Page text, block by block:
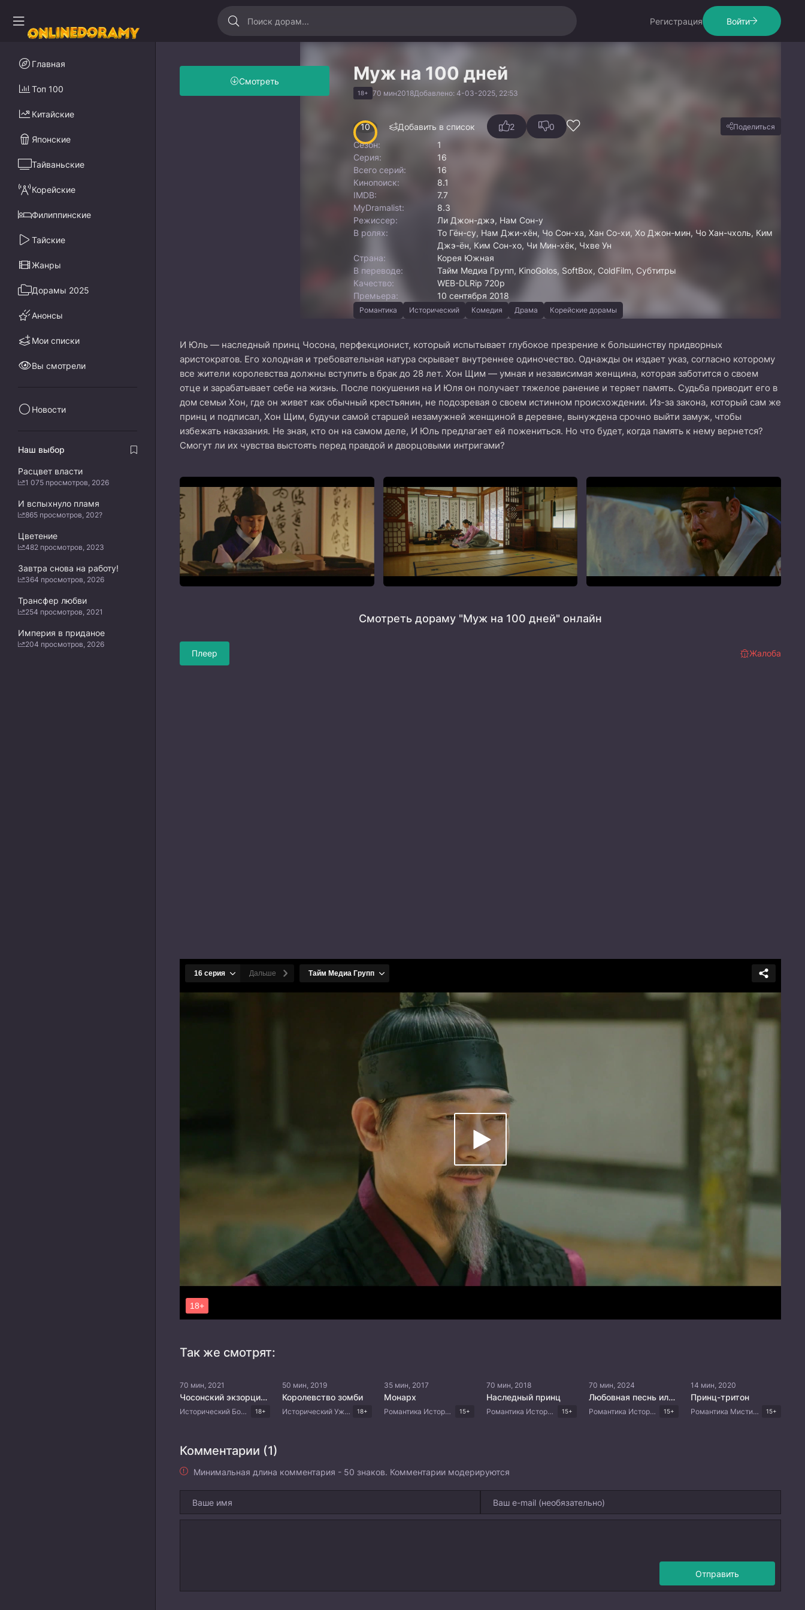
Регистрация Войти
Муж на 100 дней
18+ 70 мин2018Добавлено: 4-03-2025, 22:53
Смотреть
10 Добавить в список 2 0 Поделиться
Сезон:
1
Серия:
16
Всего серий:
16
Кинопоиск:
8.1
IMDB:
7.7
MyDramalist:
8.3
Режиссер:
Ли Джон-джэ, Нам Сон-у
В ролях:
То Гён-су, Нам Джи-хён, Чо Сон-ха, Хан Со-хи, Хо Джон-мин, Чо Хан-чхоль, Ким
Джэ-ён, Ким Сон-хо, Чи Мин-хёк, Чхве Ун
Страна:
Корея Южная
В переводе:
Тайм Медиа Групп, KinoGolos, SoftBox, ColdFilm, Субтитры
Качество:
WEB-DLRip 720p
Премьера:
10 сентября 2018
Романтика Исторический Комедия Драма Корейские дорамы
И Юль — наследный принц Чосона, перфекционист, который испытывает глубокое презрение к большинству придворных
аристократов. Его холодная и требовательная натура скрывает внутреннее одиночество. Однажды он издает указ, согласно которому
все жители королевства должны вступить в брак до 28 лет. Хон Щим — умная и независимая женщина, которая заботится о своем
отце и зарабатывает себе на жизнь. После покушения на И Юля он получает тяжелое ранение и теряет память. Судьба приводит его в
дом семьи Хон, где он живет как обычный крестьянин, не подозревая о своем истинном происхождении. Из-за закона, который сам же
принц и подписал, Хон Щим, будучи самой старшей незамужней женщиной в деревне, вынуждена срочно выйти замуж, чтобы
избежать наказания. Не зная, кто он на самом деле, И Юль предлагает ей пожениться. Но что будет, когда память к нему вернется?
Смогут ли их чувства выстоять перед правдой и дворцовыми интригами?
Смотреть дораму "Муж на 100 дней" онлайн
Плеер Жалоба
Так же смотрят:
70 мин, 2021
Чосонский экзорцист
Исторический Боевик Фэнтези Драма Корейские дорамы 18+
50 мин, 2019
Королевство зомби
Исторический Ужасы Триллер Корейские дорамы 18+
35 мин, 2017
Монарх
Романтика Исторический Драма Корейские дорамы 15+
70 мин, 2018
Наследный принц
Романтика Исторический Драма Корейские дорамы 15+
70 мин, 2024
Любовная песнь иллюзий
Романтика Исторический Фэнтези Драма Корейские дорамы 15+
14 мин, 2020
Принц-тритон
Романтика Мистика Драма Корейские дорамы 15+
Комментарии (1)
Минимальная длина комментария - 50 знаков. Комментарии модерируются
Отправить
Главная
Топ 100
Китайские
Японские
Тайваньские
Корейские
Филиппинские
Тайские
Жанры
Дорамы 2025
Анонсы
Мои списки
Вы смотрели
Новости
Наш выбор
Расцвет власти
1 075 просмотров, 2026
И вспыхнуло пламя
865 просмотров, 202?
Цветение
482 просмотров, 2023
Завтра снова на работу!
364 просмотров, 2026
Трансфер любви
254 просмотров, 2021
Империя в приданое
204 просмотров, 2026